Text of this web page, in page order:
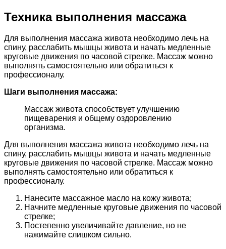
Техника выполнения массажа
Для выполнения массажа живота необходимо лечь на
спину, расслабить мышцы живота и начать медленные
круговые движения по часовой стрелке. Массаж можно
выполнять самостоятельно или обратиться к
профессионалу.
Шаги выполнения массажа:
Массаж живота способствует улучшению
пищеварения и общему оздоровлению
организма.
Для выполнения массажа живота необходимо лечь на
спину, расслабить мышцы живота и начать медленные
круговые движения по часовой стрелке. Массаж можно
выполнять самостоятельно или обратиться к
профессионалу.
Нанесите массажное масло на кожу живота;
Начните медленные круговые движения по часовой
стрелке;
Постепенно увеличивайте давление, но не
нажимайте слишком сильно.